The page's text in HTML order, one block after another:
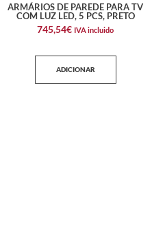
ARMÁRIOS DE PAREDE PARA TV
COM LUZ LED, 5 PCS, PRETO
745,54€ IVA incluido
ADICIONAR